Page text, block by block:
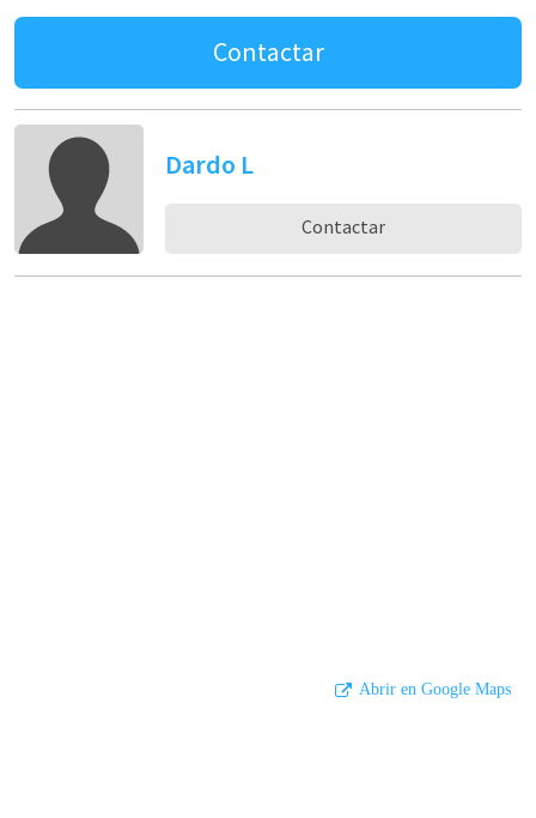
Contactar
Dardo L
Contactar
Abrir en Google Maps